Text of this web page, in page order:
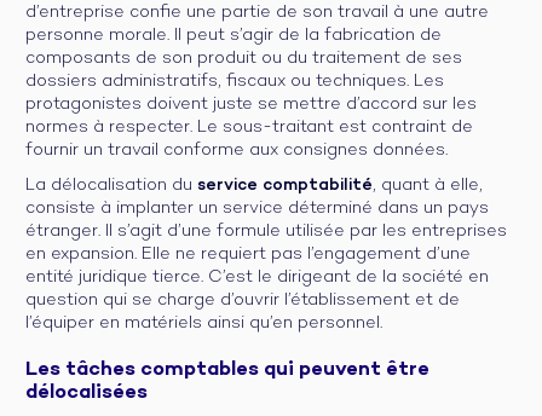
d’entreprise confie une partie de son travail à une autre
personne morale. Il peut s’agir de la fabrication de
composants de son produit ou du traitement de ses
dossiers administratifs, fiscaux ou techniques. Les
protagonistes doivent juste se mettre d’accord sur les
normes à respecter. Le sous-traitant est contraint de
fournir un travail conforme aux consignes données.
La délocalisation du service comptabilité, quant à elle,
consiste à implanter un service déterminé dans un pays
étranger. Il s’agit d’une formule utilisée par les entreprises
en expansion. Elle ne requiert pas l’engagement d’une
entité juridique tierce. C’est le dirigeant de la société en
question qui se charge d’ouvrir l’établissement et de
l’équiper en matériels ainsi qu’en personnel.
Les tâches comptables qui peuvent être
délocalisées